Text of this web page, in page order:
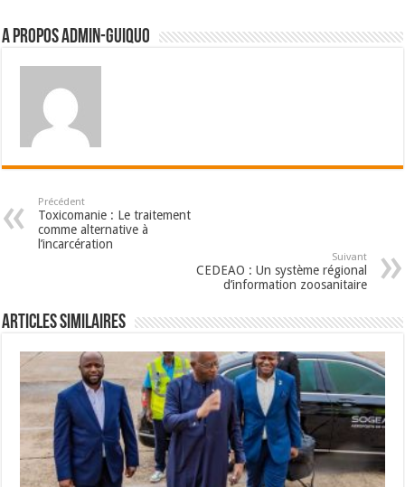
A propos admin-guiquo
Précédent
Toxicomanie : Le traitement
comme alternative à
l’incarcération
Suivant
CEDEAO : Un système régional
d’information zoosanitaire
Articles Similaires